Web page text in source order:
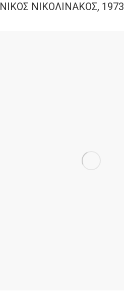
ΝΙΚΟΣ ΝΙΚΟΛΙΝΑΚΟΣ, 1973